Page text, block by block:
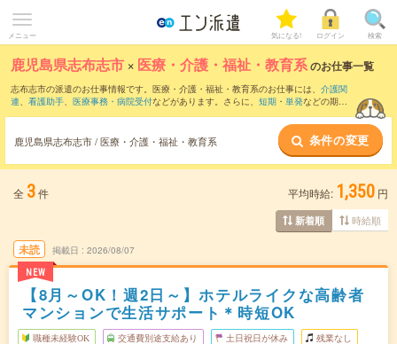
メニュー 気になる! ログイン 検索
鹿児島県志布志市 × 医療・介護・福祉・教育系のお仕事一覧
志布志市の派遣のお仕事情報です。医療・介護・福祉・教育系のお仕事には、 介護関
連、 看護助手、 医療事務・病院受付などがあります。さらに、 短期 ・ 単発などの期間
鹿児島県志布志市 / 医療・介護・福祉・教育系 条件の変更
全 3件 平均時給: 1,350 円
新着順 時給順
未読
NEW
掲載日 2026/08/07
【8月～OK！週2日～】ホテルライクな高齢者
マンションで生活サポート＊時短OK
職種未経験OK 交通費別途支給あり 土日祝日が休み 残業なし